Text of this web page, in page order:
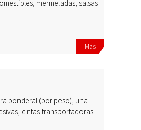
mermeladas, salsas
Más
ponderal (por peso), una
cintas transportadoras